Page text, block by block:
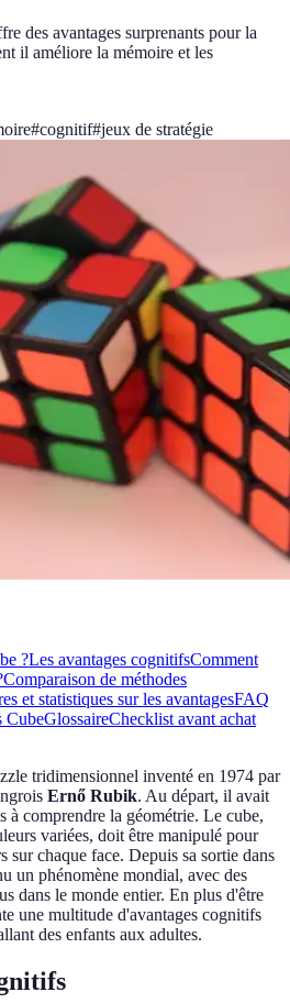
des avantages surprenants pour la
il améliore la mémoire et les
#cognitif#jeux de stratégie
?Les avantages cognitifsComment
Comparaison de méthodes
et statistiques sur les avantagesFAQ
CubeGlossaireChecklist avant achat
tridimensionnel inventé en 1974 par
Ernő Rubik. Au départ, il avait
à comprendre la géométrie. Le cube,
variées, doit être manipulé pour
sur chaque face. Depuis sa sortie dans
un phénomène mondial, avec des
dans le monde entier. En plus d'être
une multitude d'avantages cognitifs
des enfants aux adultes.